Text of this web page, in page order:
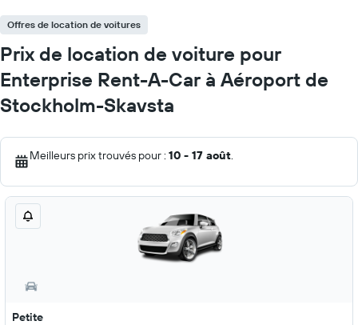
Offres de location de voitures
Prix de location de voiture pour
Enterprise Rent-A-Car à Aéroport de
Stockholm-Skavsta
Meilleurs prix trouvés pour : 10 - 17 août.
Petite